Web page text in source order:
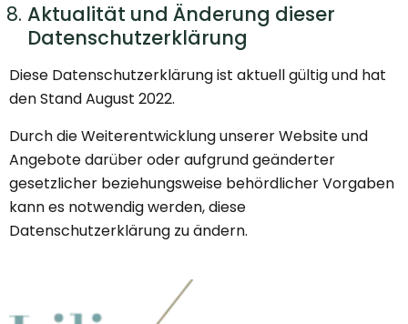
Aktualität und Änderung dieser
Datenschutzerklärung
Diese Datenschutzerklärung ist aktuell gültig und hat
den Stand August 2022.
Durch die Weiterentwicklung unserer Website und
Angebote darüber oder aufgrund geänderter
gesetzlicher beziehungsweise behördlicher Vorgaben
kann es notwendig werden, diese
Datenschutzerklärung zu ändern.